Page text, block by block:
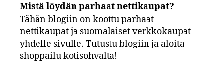
Mistä löydän parhaat nettikaupat?
Tähän blogiin on koottu parhaat
nettikaupat ja suomalaiset verkkokaupat
yhdelle sivulle. Tutustu blogiin ja aloita
shoppailu kotisohvalta!